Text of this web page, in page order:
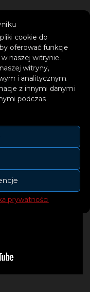
cookie do
oferować funkcje
naszej witrynie.
witryny,
i analitycznym.
z innymi danymi
podczas
prywatności